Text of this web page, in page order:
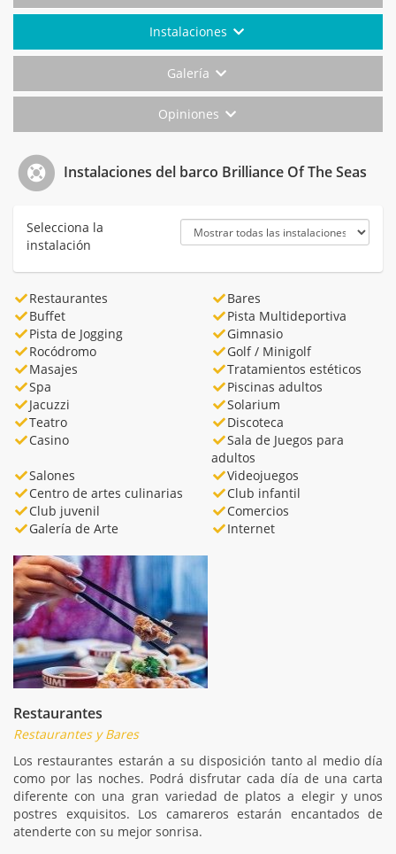
Instalaciones
Galería
Opiniones
Instalaciones del barco Brilliance Of The Seas
Selecciona la
instalación
Restaurantes
Bares
Buffet
Pista Multideportiva
Pista de Jogging
Gimnasio
Rocódromo
Golf / Minigolf
Masajes
Tratamientos estéticos
Spa
Piscinas adultos
Jacuzzi
Solarium
Teatro
Discoteca
Casino
Sala de Juegos para
adultos
Salones
Videojuegos
Centro de artes culinarias
Club infantil
Club juvenil
Comercios
Galería de Arte
Internet
Restaurantes
Restaurantes y Bares
Los restaurantes estarán a su disposición tanto al medio día
como por las noches. Podrá disfrutar cada día de una carta
diferente con una gran variedad de platos a elegir y unos
postres exquisitos. Los camareros estarán encantados de
atenderte con su mejor sonrisa.